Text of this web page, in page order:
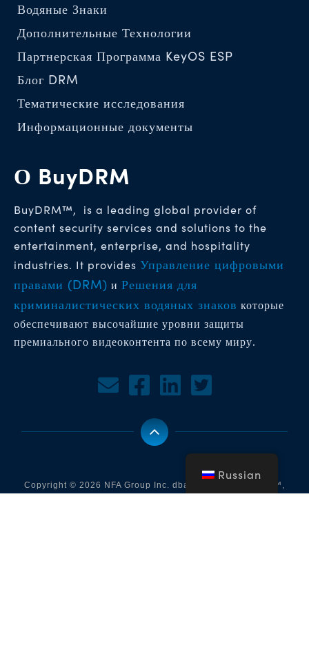
О BuyDRM
BuyDRM™, is a leading global provider of
content security services and solutions to the
entertainment, enterprise, and hospitality
industries. It provides Управление цифровыми
правами (DRM) и Решения для
криминалистических водяных знаков которые
обеспечивают высочайшие уровни защиты
премиального видеоконтента по всему миру.
Водяные Знаки
Дополнительные Технологии
Партнерская Программа KeyOS ESP
Блог DRM
Тематические исследования
Информационные документы
Copyright © 2026 NFA Group Inc. dba BuyDRM. BuyDRM™,
Russian